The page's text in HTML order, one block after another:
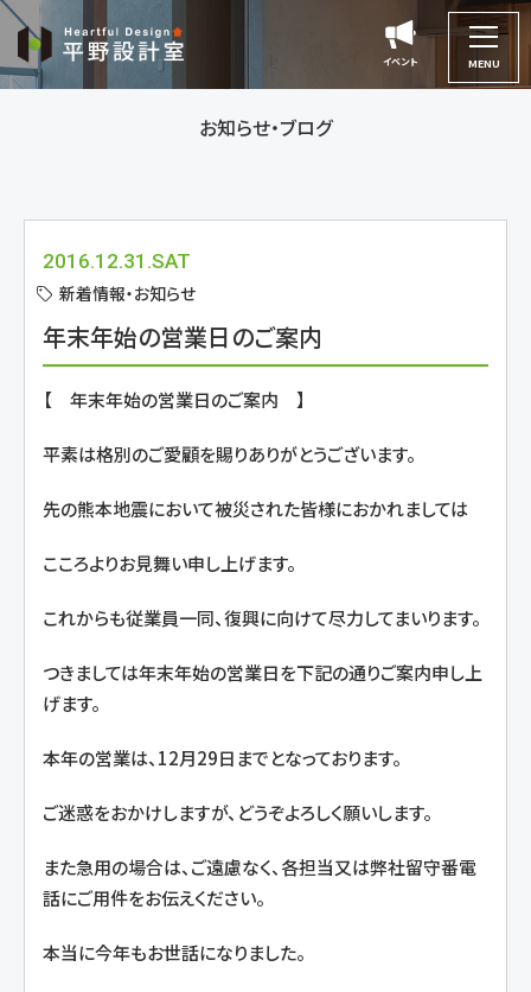
イベント
平
野
設
イベント MENU
お知らせ・ブログ
2016.12.31.SAT
新着情報・お知らせ
年末年始の営業日のご案内
【 年末年始の営業日のご案内 】
平素は格別のご愛顧を賜りありがとうございます。
先の熊本地震において被災された皆様におかれましては
こころよりお見舞い申し上げます。
これからも従業員一同、復興に向けて尽力してまいります。
つきましては年末年始の営業日を下記の通りご案内申し上
げます。
本年の営業は、12月29日までとなっております。
ご迷惑をおかけしますが、どうぞよろしく願いします。
また急用の場合は、ご遠慮なく、各担当又は弊社留守番電
話にご用件をお伝えください。
本当に今年もお世話になりました。